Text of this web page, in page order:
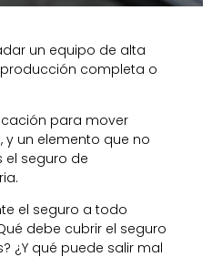
un equipo de alta
completa o
para mover
un elemento que no
el seguro de
el seguro a todo
debe cubrir el seguro
¿Y qué puede salir mal